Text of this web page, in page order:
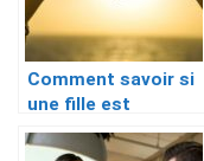
Comment savoir si
une fille est
amoureuse de moi ?